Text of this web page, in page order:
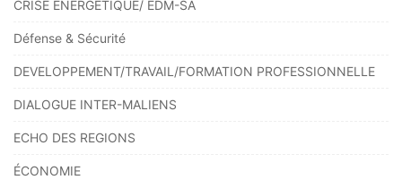
CRISE ENERGETIQUE/ EDM-SA
Défense & Sécurité
DEVELOPPEMENT/TRAVAIL/FORMATION PROFESSIONNELLE
DIALOGUE INTER-MALIENS
ECHO DES REGIONS
ÉCONOMIE